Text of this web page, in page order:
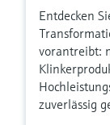
Entdecken
vorantreibt:
zuverlässig